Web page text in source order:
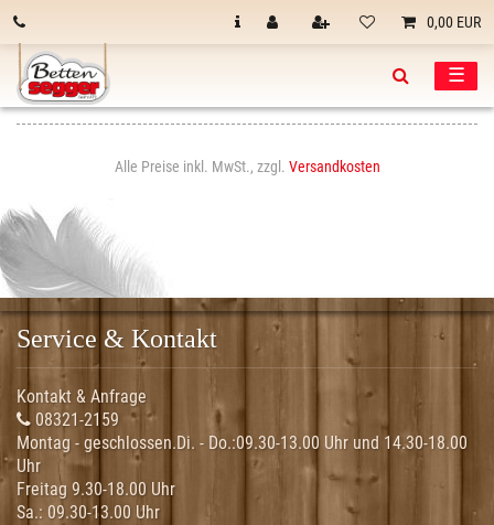
0,00 EUR
☰
Alle Preise inkl. MwSt., zzgl. Versandkosten
Service & Kontakt
Kontakt & Anfrage
08321-2159
Montag - geschlossen.Di. - Do.:09.30-13.00 Uhr und 14.30-18.00
Uhr
Freitag 9.30-18.00 Uhr
Sa.: 09.30-13.00 Uhr